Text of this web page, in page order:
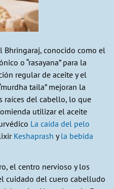
Bhringaraj, conocido como el
o “rasayana” para la
regular de aceite y el
taila” mejoran la
raíces del cabello, lo que
utilizar el aceite
La caída del pelo
Keshaprash yla bebida
el centro nervioso y los
cuidado del cuero cabelludo